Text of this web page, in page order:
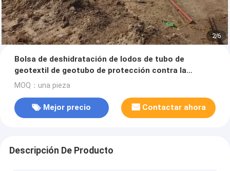
2/6
Bolsa de deshidratación de lodos de tubo de
geotextil de geotubo de protección contra la
erosión bancaria
MOQ：una pieza
Mejor precio Contactar ahora
Descripción De Producto